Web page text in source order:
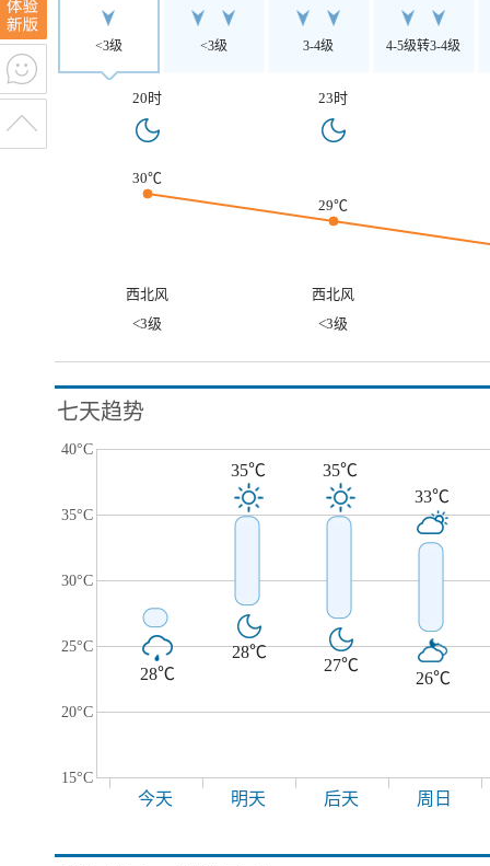
<3级 <3级 3-4级 4-5级转3-4级
20时 23时
30℃
29℃
西北风
西北风
<3级
<3级
七天趋势
40°C
35°C
30°C
25°C
20°C
15°C
28℃
35℃
28℃
35℃
27℃
33℃
26℃
今天 明天 后天 周日